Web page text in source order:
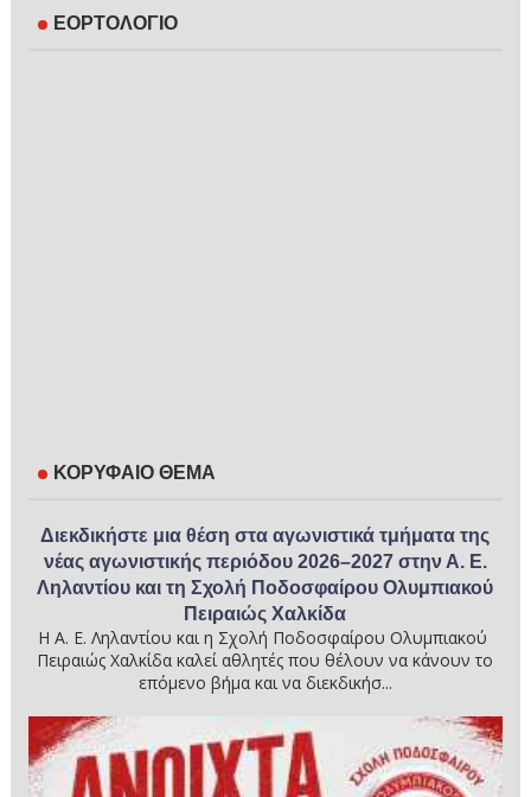
ΕΟΡΤΟΛΟΓΙΟ
ΚΟΡΥΦΑΙΟ ΘΕΜΑ
Διεκδικήστε μια θέση στα αγωνιστικά τμήματα της
νέας αγωνιστικής περιόδου 2026–2027 στην Α. Ε.
Ληλαντίου και τη Σχολή Ποδοσφαίρου Ολυμπιακού
Πειραιώς Χαλκίδα
Η Α. Ε. Ληλαντίου και η Σχολή Ποδοσφαίρου Ολυμπιακού
Πειραιώς Χαλκίδα καλεί αθλητές που θέλουν να κάνουν το
επόμενο βήμα και να διεκδικήσ...